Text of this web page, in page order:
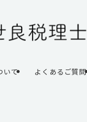
いて よくあるご質問